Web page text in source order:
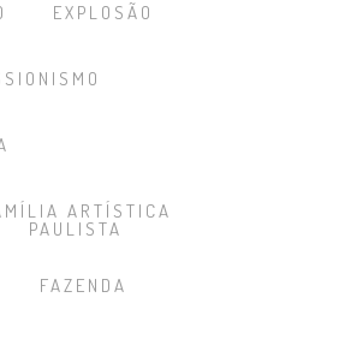
EXPLOSÃO
ARTÍSTICA
PAULISTA
FAZENDA